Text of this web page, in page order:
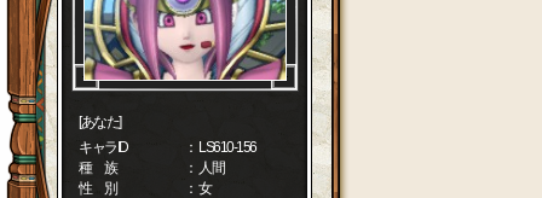
[あなた]
キャラID
： LS610-156
種 族
： 人間
性 別
： 女